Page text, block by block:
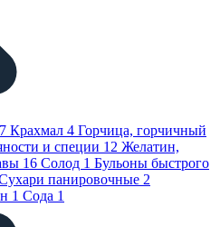
Крахмал 4 Горчица, горчичный
и специи 12 Желатин,
16 Солод 1 Бульоны быстрого
панировочные 2
1 Сода 1